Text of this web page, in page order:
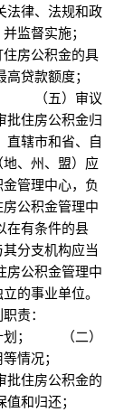
律、法规和政
监督实施；
房公积金的具
贷款额度；
（五）审议
住房公积金归
辖市和省、自
、州、盟）应
管理中心，负
公积金管理中
有条件的县
分支机构应当
公积金管理中
的事业单位。
职责：
计划； （二）
用等情况；
住房公积金的
值和归还；